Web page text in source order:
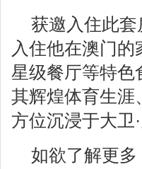
获邀入住此
入住他在澳门
星级餐厅等特色
其辉煌体育生涯
方位沉浸于大卫
如欲了解更多